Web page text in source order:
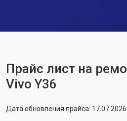
Прайс лист на
Vivo Y36
Дата обновления прайса: 17.07.2026